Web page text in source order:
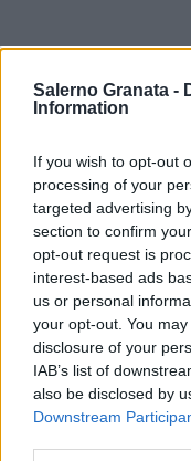
Salerno Granata -
Information
If you wish to opt-out
processing of your
targeted advertising
section to confirm
opt-out request is
interest-based ads
us or personal
your opt-out. You
disclosure of your
IAB’s list of
also be disclosed by
Downstream